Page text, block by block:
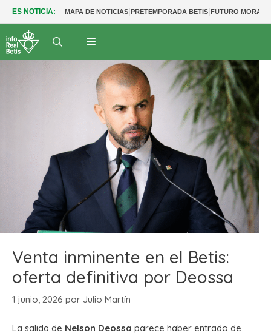
ES NOTICIA: MAPA DE NOTICIAS|PRETEMPORADA BETIS|FUTURO
Venta inminente en el Betis:
oferta definitiva por Deossa
1 junio, 2026 por Julio Martín
La salida de Nelson Deossa parece haber entrado de